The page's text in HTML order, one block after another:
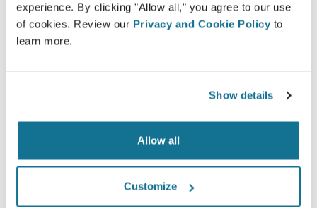
experience. By clicking "Allow all," you agree to our use
of cookies. Review our Privacy and Cookie Policy to
learn more.
Show details
Allow all
Customize
想知道什么最适合您？
咨询后，Samer Abou Zeid